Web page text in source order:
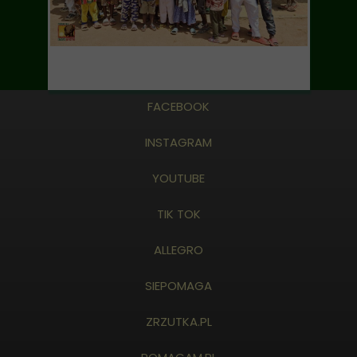
FACEBOOK
INSTAGRAM
YOUTUBE
TIK TOK
ALLEGRO
SIEPOMAGA
ZRZUTKA.PL